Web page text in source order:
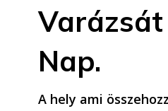
Varázsát
Nap.
A hely ami